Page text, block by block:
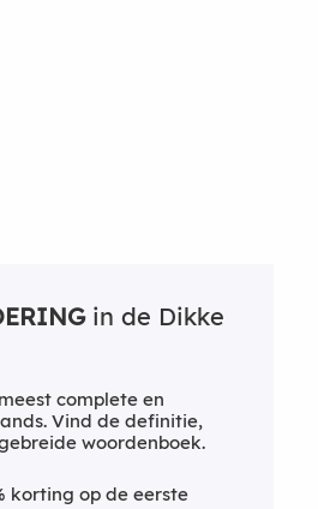
in de Dikke
complete en
Vind de definitie,
woordenboek.
korting op de eerste